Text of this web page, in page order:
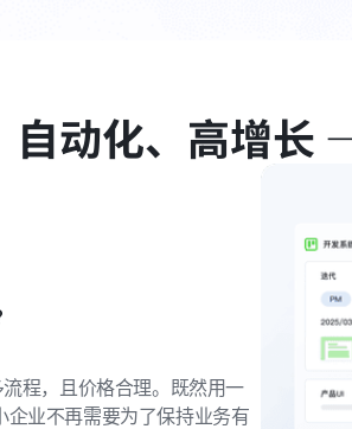
自动化、高增长
程，且价格合理。既然用一
业不再需要为了保持业务有